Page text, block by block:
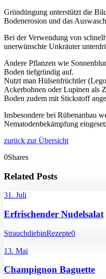
Gründüngung unterstützt die
Bodenerosion und das
Bei der Verwendung von
unerwünschte Unkräuter
Andere Pflanzen wie
Boden tiefgründig auf.
Nutzt man Hülsenfrüchtler
Ackerbohnen oder Lupinen als
Boden zudem mit Stickstoff
Insbesondere bei Rübenanbau
Nematodenbekämpfung
zurück zur Übersicht
0Shares
Related Posts
31. Juli
Erfrischender Nudelsalat
StrauchdiebinRezepte0
13. Mai
Champignon Baguette